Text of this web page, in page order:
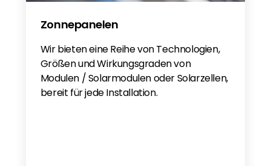
Zonnepanelen
Wir bieten eine Reihe von Technologien,
Größen und Wirkungsgraden von
Modulen / Solarmodulen oder Solarzellen,
bereit für jede Installation.